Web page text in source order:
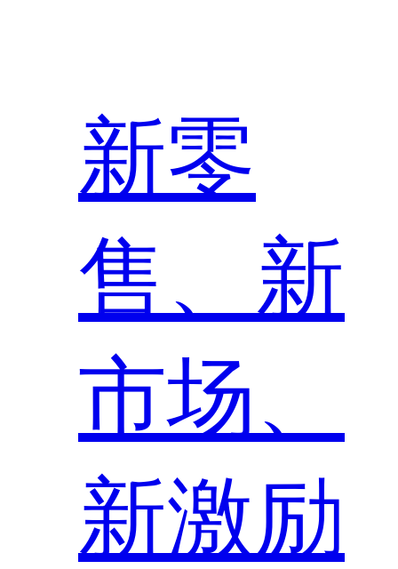
新零
售、新
市场、
新激励